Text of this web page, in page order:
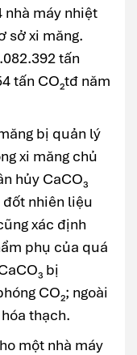
nhà máy nhiệt
sở xi măng.
tấn
tấn CO₂tđ năm
bị quản lý
xi măng chủ
hủy CaCO₃
đốt nhiên liệu
xác định
phụ của quá
bị
CO₂; ngoài
thạch.
một nhà máy